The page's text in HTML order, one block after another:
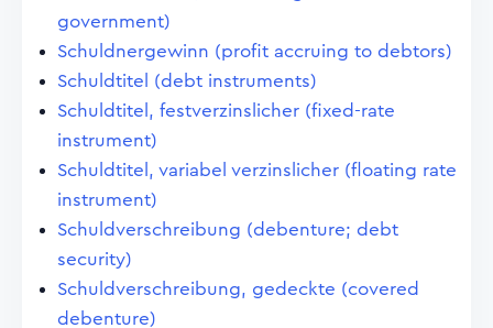
government)
Schuldnergewinn (profit accruing to debtors)
Schuldtitel (debt instruments)
Schuldtitel, festverzinslicher (fixed-rate
instrument)
Schuldtitel, variabel verzinslicher (floating rate
instrument)
Schuldverschreibung (debenture; debt
security)
Schuldverschreibung, gedeckte (covered
debenture)